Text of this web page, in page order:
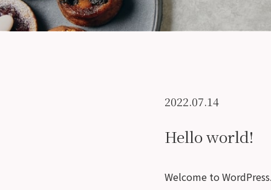
2022.07.14
Hello world!
Welcome to